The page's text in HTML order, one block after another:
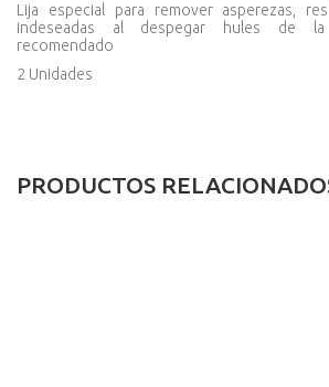
Lija especial para remover asperezas,
indeseadas al despegar hules de la
recomendado
2 Unidades
PRODUCTOS